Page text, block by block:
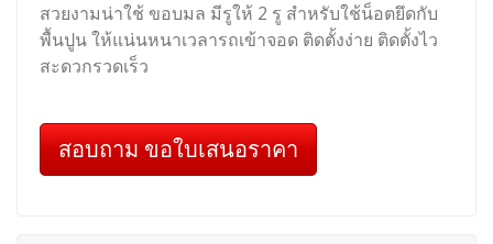
สวยงามน่าใช้ ขอบมล มีรูให้ 2 รู สำหรับใช้น็อตยึดกับ
พื้นปูน ให้แน่นหนาเวลารถเข้าจอด ติดตั้งง่าย ติดตั้งไว
สะดวกรวดเร็ว
สอบถาม ขอใบเสนอราคา